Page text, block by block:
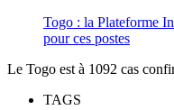
Togo : la Plateforme
pour ces postes
Le Togo est à 1092 cas
TAGS